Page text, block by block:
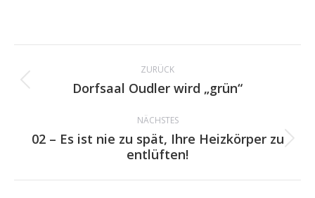
Facebook
ZURÜCK
Vorheriger
Dorfsaal Oudler wird „grün“
NÄCHSTES
Nächster
02 – Es ist nie zu spät, Ihre Heizkörper zu
entlüften!